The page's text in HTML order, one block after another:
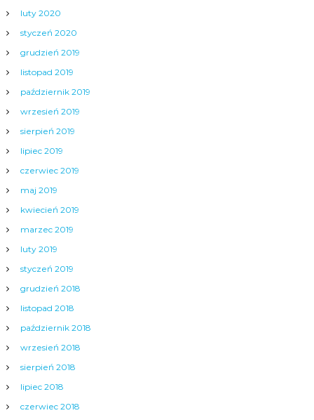
luty 2020
styczeń 2020
grudzień 2019
listopad 2019
październik 2019
wrzesień 2019
sierpień 2019
lipiec 2019
czerwiec 2019
maj 2019
kwiecień 2019
marzec 2019
luty 2019
styczeń 2019
grudzień 2018
listopad 2018
październik 2018
wrzesień 2018
sierpień 2018
lipiec 2018
czerwiec 2018